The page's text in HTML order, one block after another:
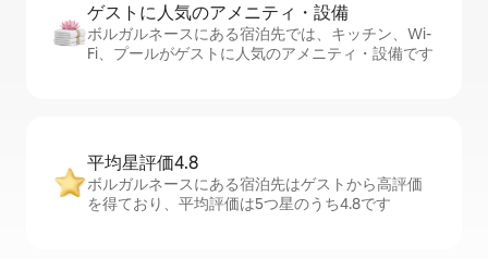
ゲストに人⁠気⁠のア⁠メ⁠ニ⁠テ⁠ィ・設⁠備
ボルガルネースにある宿泊先では、キッチン、Wi-
Fi、プールがゲストに人気のアメニティ・設備です
平均星評価4.8
ボルガルネースにある宿泊先はゲストから高評価
を得ており、平均評価は5つ星のうち4.8です